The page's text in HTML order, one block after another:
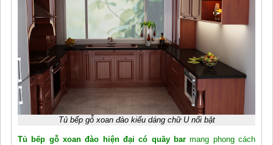
Tủ bếp gỗ xoan đào kiểu dáng chữ U nổi bật
Tủ bếp gỗ xoan đào hiện đại có quầy bar mang phong cách